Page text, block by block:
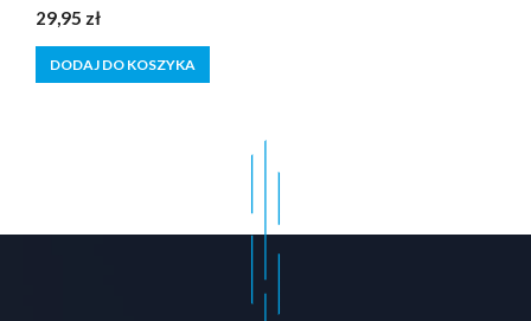
0
z
5
29,95 zł
DODAJ DO KOSZYKA